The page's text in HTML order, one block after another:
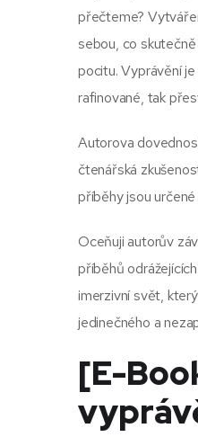
přečteme?
sebou, co
pocitu. Vyprávění
rafinované, tak
Autorova
čtenářská
příběhy jsou určené
Oceňuji autorův
příběhů
imerzivní svět,
jedinečného a
[E-